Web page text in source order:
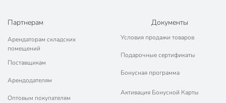
Партнерам
Арендаторам складских
помещений
Поставщикам
Арендодателям
Оптовым покупателям
Документы
Условия продажи товаров
Подарочные сертификаты
Бонусная программа
Активация Бонусной Карты